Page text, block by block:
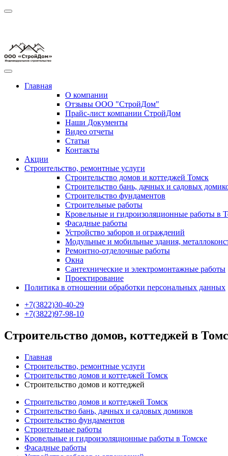
Главная
О компании
Отзывы ООО "СтройДом"
Прайс-лист компании СтройДом
Наши Документы
Видео отчеты
Статьи
Контакты
Акции
Строительство, ремонтные услуги
Строительство домов и коттеджей Томск
Строительство бань, дачных и садовых
Строительство фундаментов
Строительные работы
Кровельные и гидроизоляционные работы в
Фасадные работы
Устройство заборов и ограждений
Модульные и мобильные здания,
Ремонтно-отделочные работы
Окна
Сантехнические и электромонтажные работы
Проектирование
Политика в отношении обработки персональных данных
+7(3822)30-40-29
+7(3822)97-98-10
Строительство домов, коттеджей в
Главная
Строительство, ремонтные услуги
Строительство домов и коттеджей Томск
Строительство домов и коттеджей
Строительство домов и коттеджей Томск
Строительство бань, дачных и садовых домиков
Строительство фундаментов
Строительные работы
Кровельные и гидроизоляционные работы в Томске
Фасадные работы